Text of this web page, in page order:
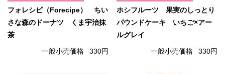
フォレシピ（Forecipe） ちい
さな森のドーナツ くま宇治抹
茶
一般小売価格 330円
ホシフルーツ 果実のしっとり
パウンドケーキ いちご×アー
ルグレイ
一般小売価格 330円